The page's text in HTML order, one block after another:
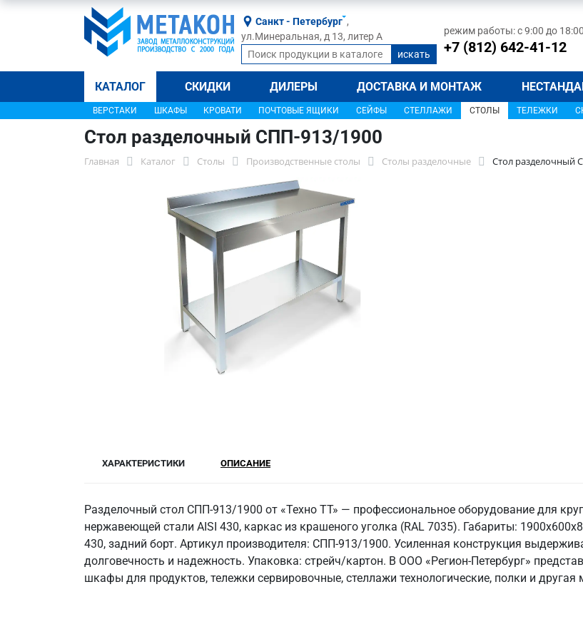
Санкт - Петербург ,
ул.Минеральная, д 13, литер А
режим работы: с 9:00 до 18:00
+7 (812) 642-41-12
КАТАЛОГ СКИДКИ ДИЛЕРЫ ДОСТАВКА И МОНТАЖ
ВЕРСТАКИ ШКАФЫ КРОВАТИ ПОЧТОВЫЕ ЯЩИКИ СЕЙФЫ СТЕЛЛАЖИ СТОЛЫ ТЕЛЕЖКИ
Стол разделочный СПП-913/1900
Главная Каталог Столы Производственные столы Столы разделочные Стол разделочный
ХАРАКТЕРИСТИКИ ОПИСАНИЕ
Разделочный стол СПП-913/1900 от «Техно ТТ» — профессиональное оборудование для
нержавеющей стали AISI 430, каркас из крашеного уголка (RAL 7035). Габариты:
430, задний борт. Артикул производителя: СПП-913/1900. Усиленная конструкция
долговечность и надежность. Упаковка: стрейч/картон. В ООО «Регион-Петербург»
шкафы для продуктов, тележки сервировочные, стеллажи технологические, полки и